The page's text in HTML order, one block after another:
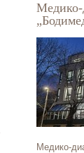
Медико-
Медико-